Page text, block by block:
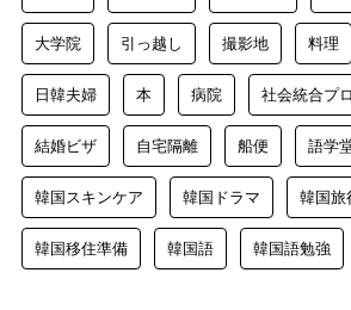
大学院 引っ越し 撮影地 料理
日韓夫婦 本 病院 社会統合プ
結婚ビザ 自宅隔離 船便 語学
韓国スキンケア 韓国ドラマ 韓国旅
韓国移住準備 韓国語 韓国語勉強